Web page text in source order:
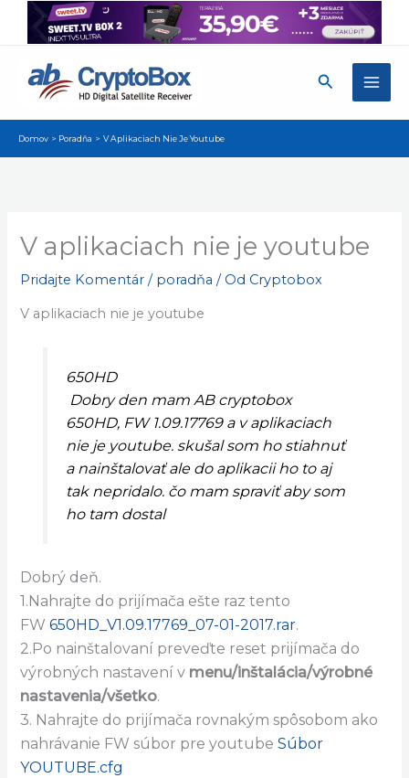
Preskočiť
Hľadať
Domov Poradňa V Aplikaciach Nie Je Youtube
V aplikaciach nie je youtube
Pridajte Komentár / poradňa / Od Cryptobox
V aplikaciach nie je youtube
650HD
Dobry den mam AB cryptobox
650HD, FW 1.09.17769 a v aplikaciach
nie je youtube. skušal som ho stiahnuť
a nainštalovať ale do aplikacii ho to aj
tak nepridalo. čo mam spraviť aby som
ho tam dostal
Dobrý deň.
1.Nahrajte do prijímača ešte raz tento
FW650HD_V1.09.17769_07-01-2017.rar.
2.Po nainštalovaní preveďte reset prijímača do
výrobných nastavení v menu/inštalácia/výrobné
nastavenia/všetko.
3. Nahrajte do prijímača rovnakým spôsobom ako
nahrávanie FW súbor pre youtubeSúbor
YOUTUBE.cfg